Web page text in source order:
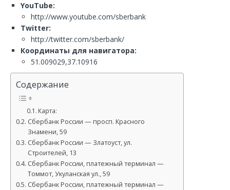
YouTube:
http://www.youtube.com/sberbank
Twitter:
http://twitter.com/sberbank/
Координаты для навигатора:
51.009029,37.10916
Содержание
Карта:
Сбербанк России — просп. Красного
Знамени, 59
Сбербанк России — Златоуст, ул.
Строителей, 13
Сбербанк России, платежный терминал —
Томмот, Укуланская ул., 59
Сбербанк России, платежный терминал —